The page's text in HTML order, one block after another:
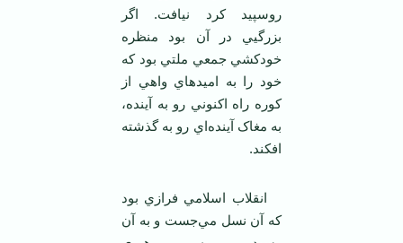
روسپيد کرد نيافت. اگر
بزرگيي در آن بود منظره
خودکشي جمعي ملتي بود که
خود را به اميدهاي واهي از
کوره راه اکنوني رو به آينده،
به مغاک آينده‌اي رو به گذشته
افکند.
انقلاب اسلامي فرازي بود
که آن نسل مي‌جست و به آن